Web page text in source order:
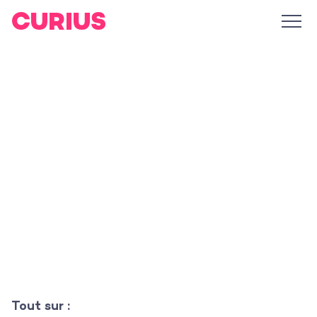
Tout sur :